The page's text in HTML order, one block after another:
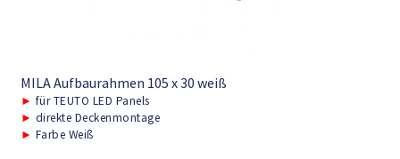
MILA Aufbaurahmen 105 x 30 weiß
► für TEUTO LED Panels
► direkte Deckenmontage
► Farbe Weiß